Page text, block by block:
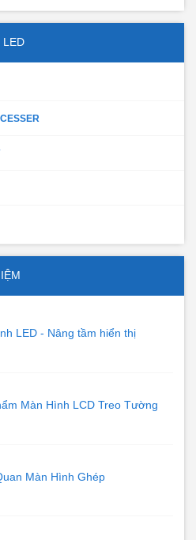
LED
LED - Nâng tầm hiển thị
Màn Hình LCD Treo Tường
Màn Hình Ghép